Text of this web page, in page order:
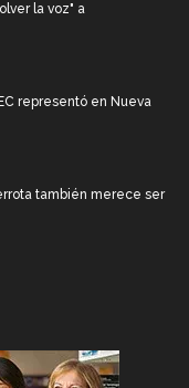
la voz" a
representó en Nueva
también merece ser